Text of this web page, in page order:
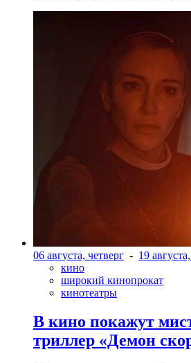
06 августа, четверг - 19
кино
широкий кинопрокат
кинотеатры
В кино покажут
триллер «Демон